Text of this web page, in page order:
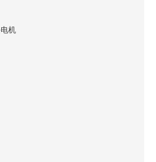
机